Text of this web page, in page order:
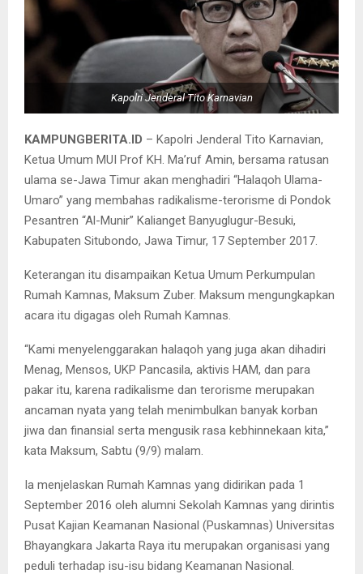
Kapolri Jenderal Tito Karnavian
KAMPUNGBERITA.ID – Kapolri Jenderal Tito Karnavian,
Ketua Umum MUI Prof KH. Ma’ruf Amin, bersama ratusan
ulama se-Jawa Timur akan menghadiri “Halaqoh Ulama-
Umaro” yang membahas radikalisme-terorisme di Pondok
Pesantren “Al-Munir” Kalianget Banyuglugur-Besuki,
Kabupaten Situbondo, Jawa Timur, 17 September 2017.
Keterangan itu disampaikan Ketua Umum Perkumpulan
Rumah Kamnas, Maksum Zuber. Maksum mengungkapkan
acara itu digagas oleh Rumah Kamnas.
“Kami menyelenggarakan halaqoh yang juga akan dihadiri
Menag, Mensos, UKP Pancasila, aktivis HAM, dan para
pakar itu, karena radikalisme dan terorisme merupakan
ancaman nyata yang telah menimbulkan banyak korban
jiwa dan finansial serta mengusik rasa kebhinnekaan kita,”
kata Maksum, Sabtu (9/9) malam.
Ia menjelaskan Rumah Kamnas yang didirikan pada 1
September 2016 oleh alumni Sekolah Kamnas yang dirintis
Pusat Kajian Keamanan Nasional (Puskamnas) Universitas
Bhayangkara Jakarta Raya itu merupakan organisasi yang
peduli terhadap isu-isu bidang Keamanan Nasional.